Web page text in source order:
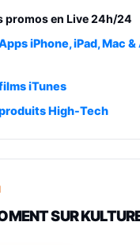
Smartphone SAMSUNG
SAMSUNG
Violet 256Go
1240,43€Fnac
promos en Live 24h/24
iPhone, iPad, Mac
iTunes
High-Tech
SUR